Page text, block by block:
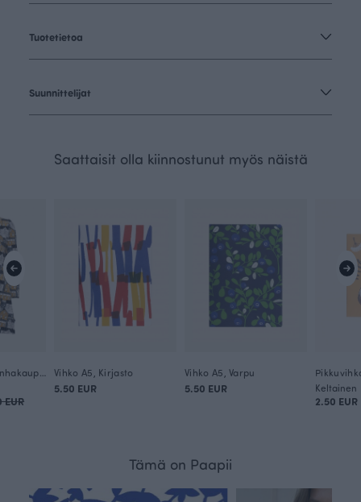
Tuotetietoa
Suunnittelijat
Saattaisit olla kiinnostunut myös näistä
Vihko A5, Kirjasto
5.50 EUR
Vihko A5, Varpu
5.50 EUR
Keltainen
2.50 EUR
Tämä on Paapii